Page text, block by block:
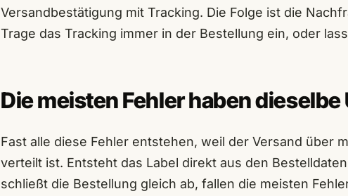
Versandbestätigung mit Tracking. Die Folge ist die
Trage das Tracking immer in der Bestellung ein, oder
Die meisten Fehler haben dieselbe
Fast alle diese Fehler entstehen, weil der Versand über
verteilt ist. Entsteht das Label direkt aus den
schließt die Bestellung gleich ab, fallen die meisten